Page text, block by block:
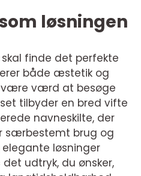
løsningen
finde det perfekte
både æstetik og
være værd at besøge
tilbyder en bred vifte
navneskilte, der
særbestemt brug og
elegante løsninger
udtryk, du ønsker,